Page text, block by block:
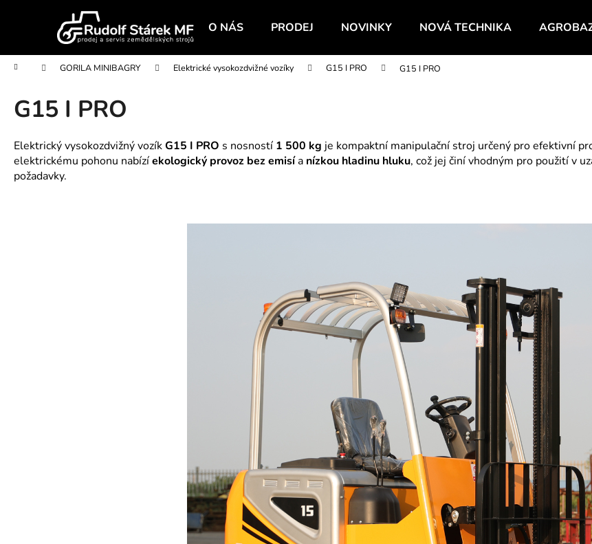
O NÁS PRODEJ NOVINKY NOVÁ TECHNIKA
Domů GORILA MINIBAGRY Elektrické vysokozdvižné vozíky G15 I PRO G15 I PRO
G15 I PRO
Elektrický vysokozdvižný vozíkG15 I PRO s nosností 1 500 kg je kompaktní manipulační stroj určený pro efektivní
elektrickému pohonu nabízíekologický provoz bez emisía nízkou hladinu hluku, což jej činí vhodným pro použití v
požadavky.
í
Zpět
do
obchodu
Zpět
do
obchodu
Co potřebujete najít?